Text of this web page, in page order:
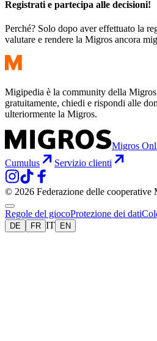
Registrati e partecipa alle decisioni!
Perché? Solo dopo aver effettuato la
valutare e rendere la Migros ancora
Migipedia è la community della
gratuitamente, chiedi e rispondi alle
ulteriormente la Migros.
Migros
Cumulus
Servizio clienti
© 2026 Federazione delle cooperative
Regole del giocoProtezione dei dati
DE FR IT EN